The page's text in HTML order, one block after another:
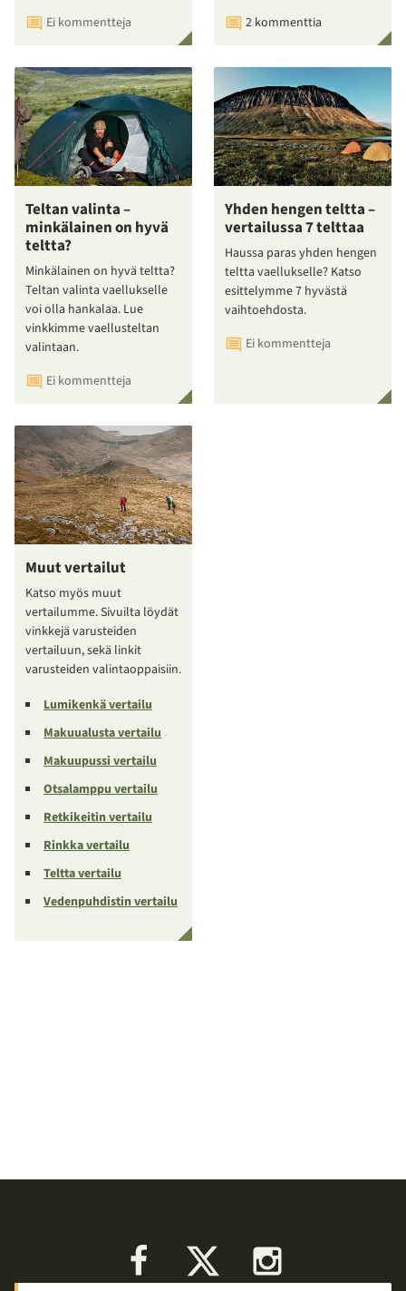
Ei kommentteja
2 kommenttia
Teltan valinta –
minkälainen on hyvä
teltta?
Minkälainen on hyvä teltta?
Teltan valinta vaellukselle
voi olla hankalaa. Lue
vinkkimme vaellusteltan
valintaan.
Ei kommentteja
Yhden hengen teltta –
vertailussa 7 telttaa
Haussa paras yhden hengen
teltta vaellukselle? Katso
esittelymme 7 hyvästä
vaihtoehdosta.
Ei kommentteja
Muut vertailut
Katso myös muut
vertailumme. Sivuilta löydät
vinkkejä varusteiden
vertailuun, sekä linkit
varusteiden valintaoppaisiin.
Lumikenkä vertailu
Makuualusta vertailu
Makuupussi vertailu
Otsalamppu vertailu
Retkikeitin vertailu
Rinkka vertailu
Teltta vertailu
Vedenpuhdistin vertailu
Facebook